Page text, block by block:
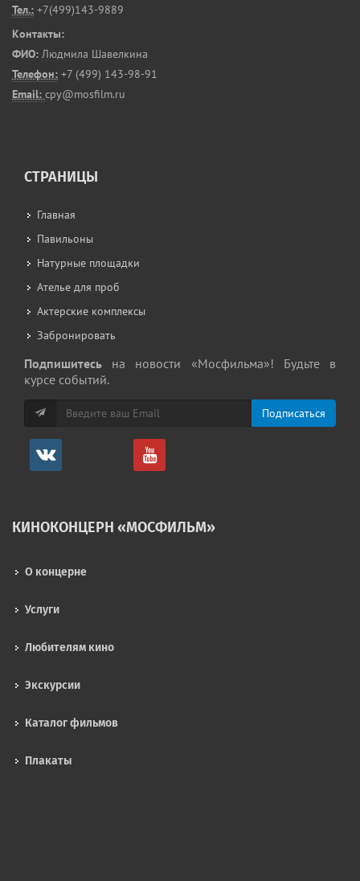
Тел.: +7(499)143-9889
Контакты:
ФИО: Людмила Шавелкина
Телефон: +7 (499) 143-98-91
Email: cpy@mosfilm.ru
СТРАНИЦЫ
Главная
Павильоны
Натурные площадки
Ателье для проб
Актерские комплексы
Забронировать
Подпишитесь на новости «Мосфильма»! Будьте в
курсе событий.
КИНОКОНЦЕРН «МОСФИЛЬМ»
О концерне
Услуги
Любителям кино
Экскурсии
Каталог фильмов
Плакаты